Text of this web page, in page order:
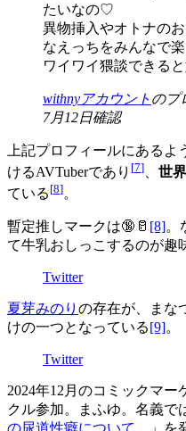
たいなの♡
異物挿入やオトナの
なえっちをみんなで
ワイワイ猥談できる
withnyアカウント のプ
7月12日確認
上記プロフィールにあるよ
けるAVTuberであり [7] 世
ている [8]。
暫定推しマークは🔞🥛 [8]。
て牛乳おしっこするのが趣
Twitter
夏芽みのり の存在が、まな
けの一つとなっている[9]。
Twitter
2024年12月のコミックマー
クル参加。まふゆ。名義で